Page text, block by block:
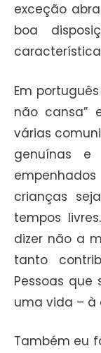
exceção
boa
Em
não cansa”
várias
genuínas e
crianças
tempos
dizer não a
tanto
Pessoas
uma vida – à
Também eu